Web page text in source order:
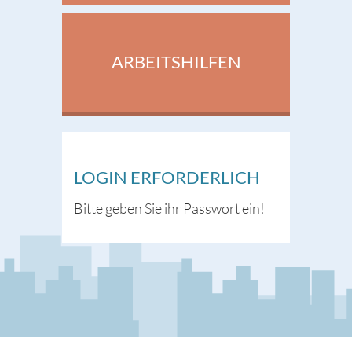
ARBEITSHILFEN
LOGIN ERFORDERLICH
Bitte geben Sie ihr Passwort ein!